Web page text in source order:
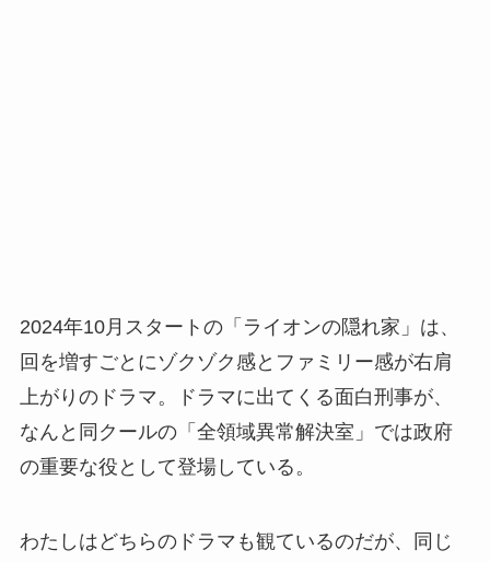
2024年10月スタートの「ライオンの隠れ家」は、
回を増すごとにゾクゾク感とファミリー感が右肩
上がりのドラマ。ドラマに出てくる面白刑事が、
なんと同クールの「全領域異常解決室」では政府
の重要な役として登場している。
わたしはどちらのドラマも観ているのだが、同じ